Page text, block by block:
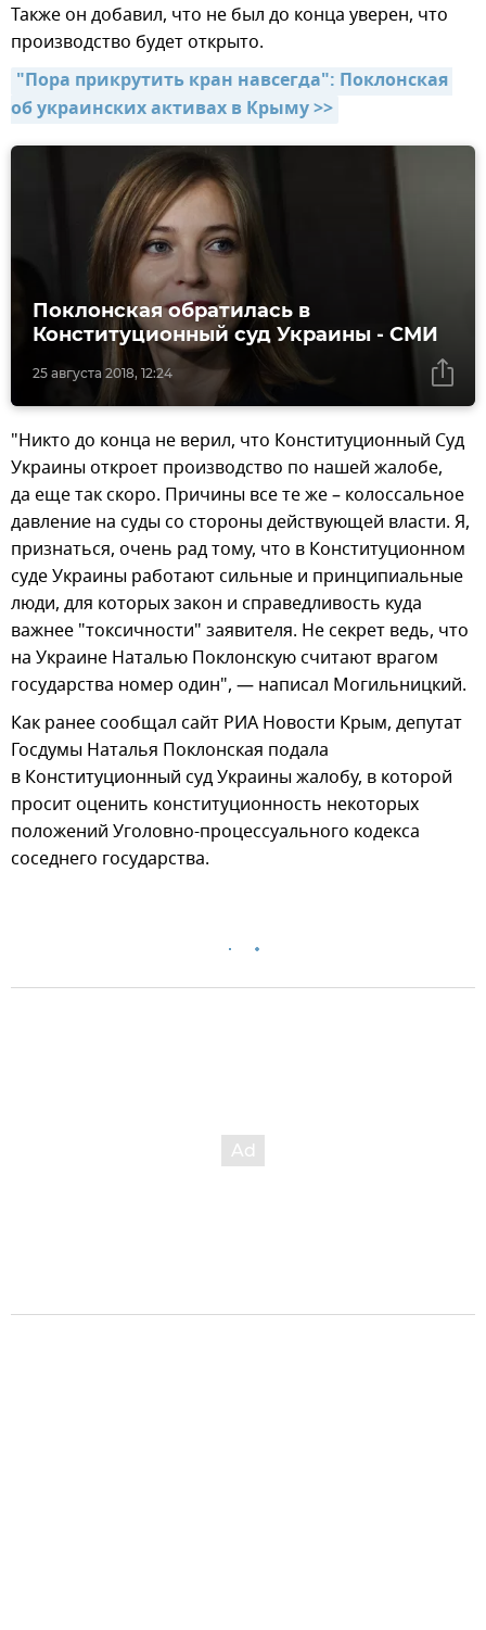
Также он добавил, что не был до конца уверен, что
производство будет открыто.
"Пора прикрутить кран навсегда": Поклонская
об украинских активах в Крыму >>
25 августа 2018, 12:24
Поклонская обратилась в
Конституционный суд Украины - СМИ
"Никто до конца не верил, что Конституционный Суд
Украины откроет производство по нашей жалобе,
да еще так скоро. Причины все те же – колоссальное
давление на суды со стороны действующей власти. Я,
признаться, очень рад тому, что в Конституционном
суде Украины работают сильные и принципиальные
люди, для которых закон и справедливость куда
важнее "токсичности" заявителя. Не секрет ведь, что
на Украине Наталью Поклонскую считают врагом
государства номер один", — написал Могильницкий.
Как ранее сообщал сайт РИА Новости Крым, депутат
Госдумы Наталья Поклонская подала
в Конституционный суд Украины жалобу, в которой
просит оценить конституционность некоторых
положений Уголовно-процессуального кодекса
соседнего государства.